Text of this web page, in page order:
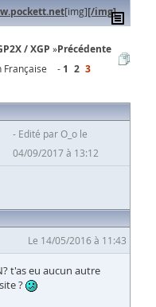
[img][/img]
/ XGP
Française
Précédente
1 2 3
Edité par O_o le
04/09/2017 à 13:12
Le 14/05/2016 à 11:43
t'as eu aucun autre
?